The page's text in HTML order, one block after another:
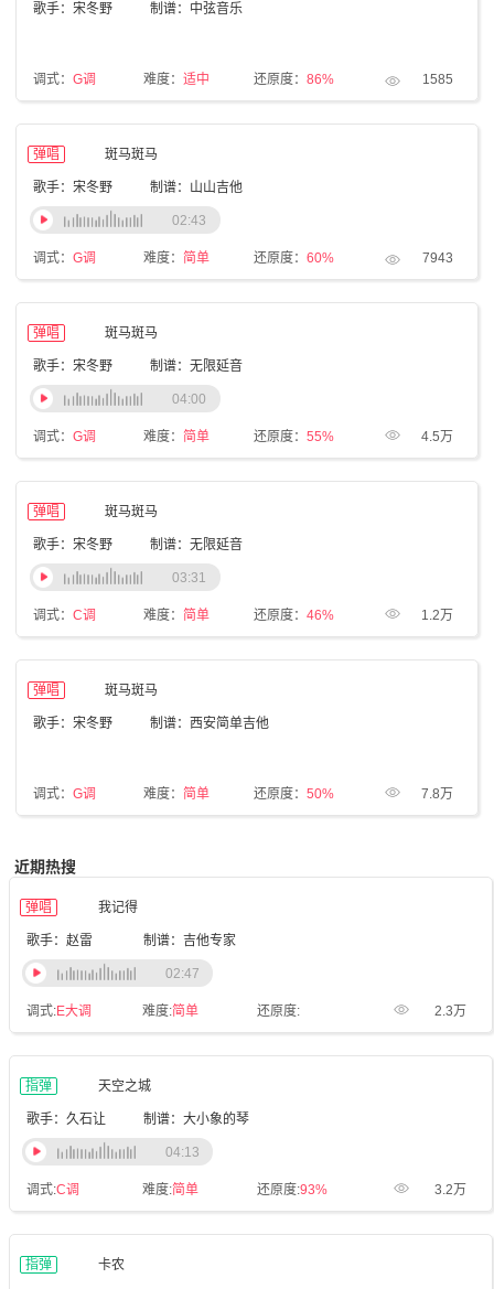
歌手：宋冬野 制谱：中弦音乐
调式： G调 难度： 适中 还原度： 86% 1585
弹唱 斑马斑马
歌手：宋冬野 制谱：山山吉他
调式： G调 难度： 简单 还原度： 60% 7943
02:43
弹唱 斑马斑马
歌手：宋冬野 制谱：无限延音
调式： G调 难度： 简单 还原度： 55% 4.5万
04:00
弹唱 斑马斑马
歌手：宋冬野 制谱：无限延音
调式： C调 难度： 简单 还原度： 46% 1.2万
03:31
弹唱 斑马斑马
歌手：宋冬野 制谱：西安简单吉他
调式： G调 难度： 简单 还原度： 50% 7.8万
近期热搜
弹唱 我记得
歌手：赵雷 制谱：吉他专家
调式:E大调 难度:简单 还原度: 2.3万
02:47
指弹 天空之城
歌手：久石让 制谱：大小象的琴
调式:C调 难度:简单 还原度:93% 3.2万
04:13
指弹 卡农